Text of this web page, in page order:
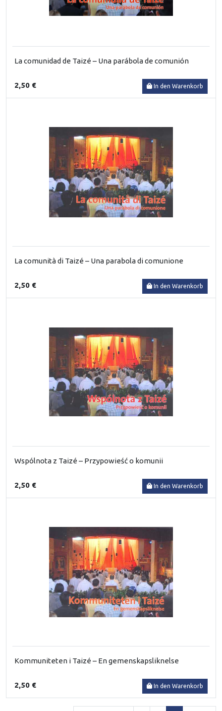
La comunidad de Taizé – Una parábola de comunión
2,50 € In den Warenkorb
La comunità di Taizé – Una parabola di comunione
2,50 € In den Warenkorb
Wspólnota z Taizé – Przypowieść o komunii
2,50 € In den Warenkorb
Kommuniteten i Taizé – En gemenskapsliknelse
2,50 € In den Warenkorb